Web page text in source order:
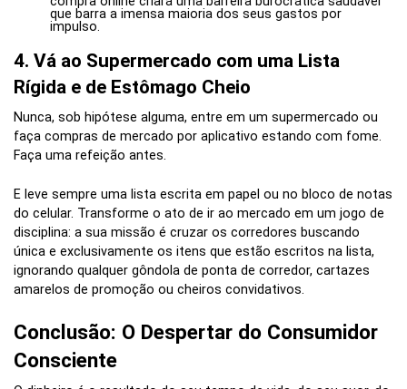
que barra a imensa maioria dos seus gastos por
impulso.
4. Vá ao Supermercado com uma Lista
Rígida e de Estômago Cheio
Nunca, sob hipótese alguma, entre em um supermercado ou
faça compras de mercado por aplicativo estando com fome.
Faça uma refeição antes.
E leve sempre uma lista escrita em papel ou no bloco de notas
do celular. Transforme o ato de ir ao mercado em um jogo de
disciplina: a sua missão é cruzar os corredores buscando
única e exclusivamente os itens que estão escritos na lista,
ignorando qualquer gôndola de ponta de corredor, cartazes
amarelos de promoção ou cheiros convidativos.
Conclusão: O Despertar do Consumidor
Consciente